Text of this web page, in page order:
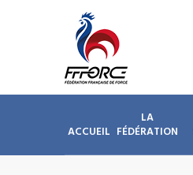
ACCUEIL
LA
FÉDÉRATION